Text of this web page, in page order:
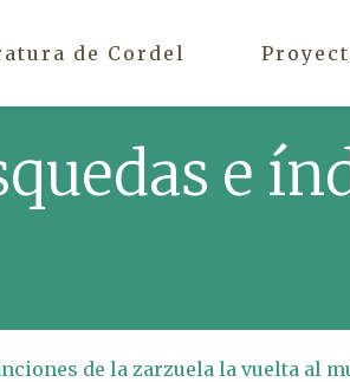
de Cordel
e
de la zarzuela la vuelta al